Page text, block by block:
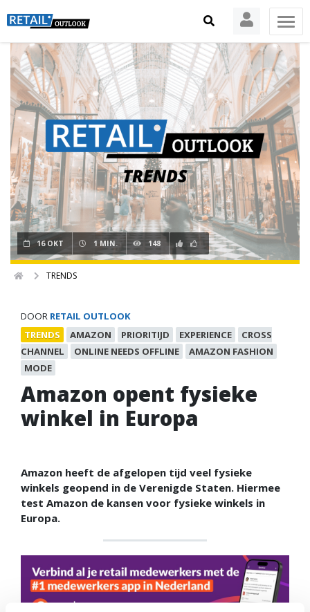
16 OKT 1 MIN. 148
TRENDS
DOOR RETAIL OUTLOOK
TRENDS
AMAZON PRIORITIJD EXPERIENCE
CROSS
CHANNEL
ONLINE NEEDS OFFLINE
AMAZON FASHION
MODE
Amazon opent fysieke
winkel in Europa
Amazon heeft de afgelopen tijd veel fysieke
winkels geopend in de Verenigde Staten. Hiermee
test Amazon de kansen voor fysieke winkels in
Europa.